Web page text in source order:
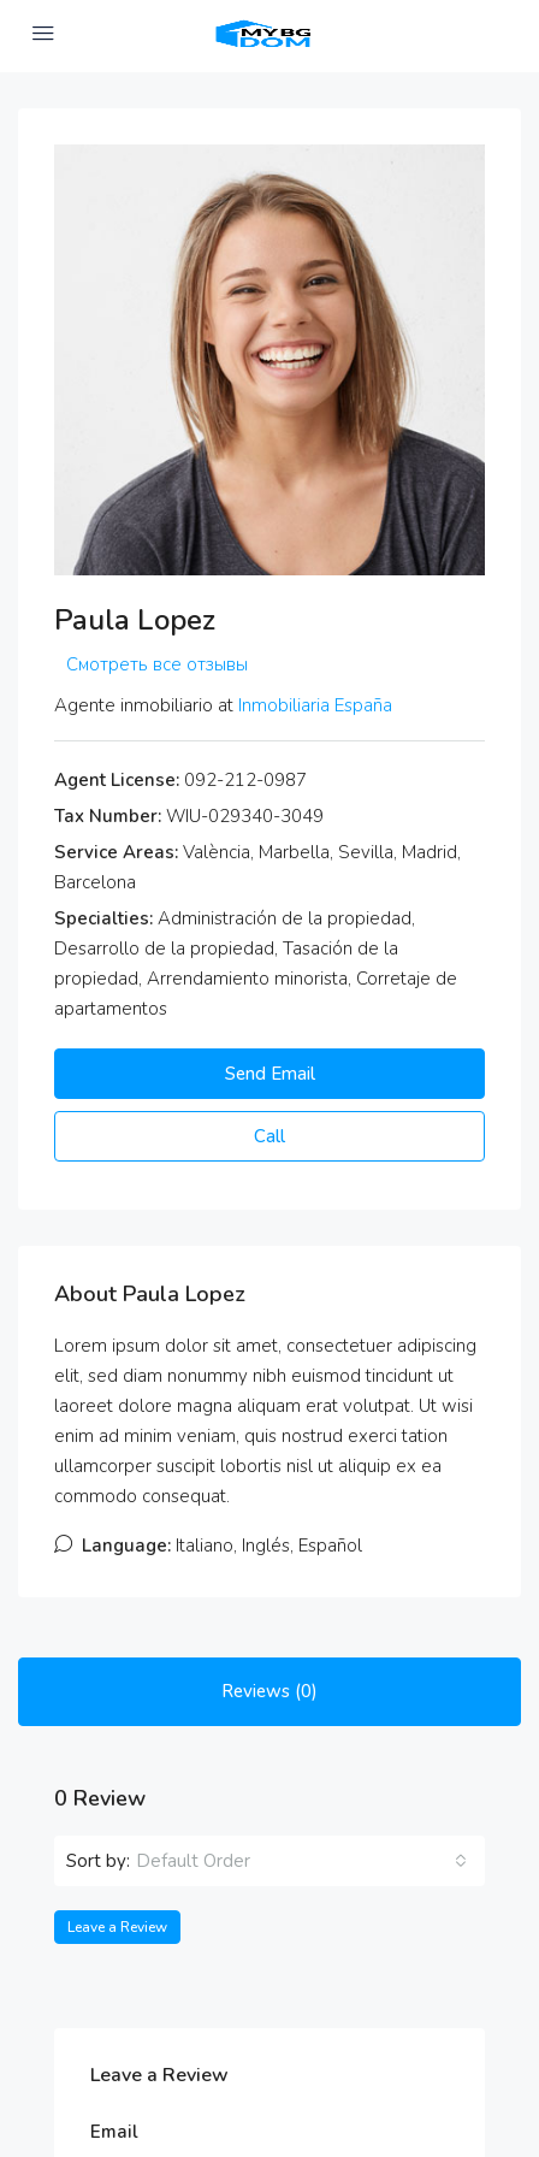
Paula Lopez
Смотреть все отзывы
Agente inmobiliario at Inmobiliaria España
Agent License: 092-212-0987
Tax Number: WIU-029340-3049
Service Areas: València, Marbella, Sevilla, Madrid,
Barcelona
Specialties: Administración de la propiedad,
Desarrollo de la propiedad, Tasación de la
propiedad, Arrendamiento minorista, Corretaje de
apartamentos
Send Email
Call
About Paula Lopez
Lorem ipsum dolor sit amet, consectetuer adipiscing
elit, sed diam nonummy nibh euismod tincidunt ut
laoreet dolore magna aliquam erat volutpat. Ut wisi
enim ad minim veniam, quis nostrud exerci tation
ullamcorper suscipit lobortis nisl ut aliquip ex ea
commodo consequat.
Language: Italiano, Inglés, Español
Reviews (0)
0 Review
Sort by: Default Order
Leave a Review
Leave a Review
Email